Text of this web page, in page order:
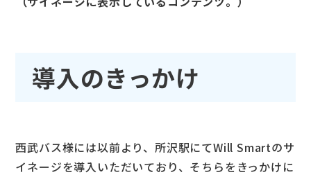
導入のきっかけ
西武バス様には以前より、所沢駅にてWill Smartのサ
イネージを導入いただいており、そちらをきっかけに